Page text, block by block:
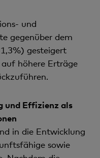
und
gegenüber dem
gesteigert
auf höhere Erträge
und Effizienz als
in die Entwicklung
sowie